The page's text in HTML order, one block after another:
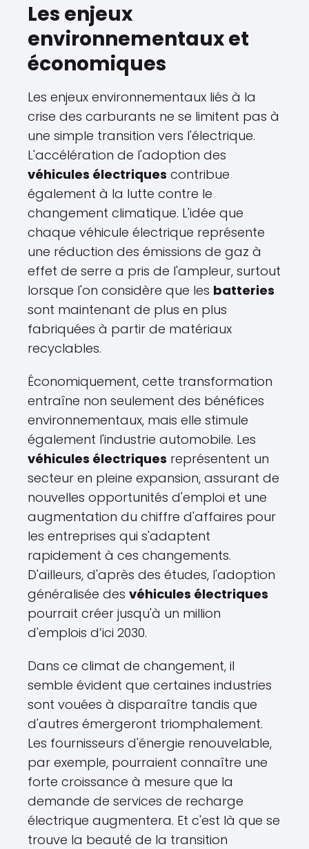
Les enjeux
environnementaux et
économiques
Les enjeux environnementaux liés à la
crise des carburants ne se limitent pas à
une simple transition vers l'électrique.
L'accélération de l'adoption des
véhicules électriques contribue
également à la lutte contre le
changement climatique. L'idée que
chaque véhicule électrique représente
une réduction des émissions de gaz à
effet de serre a pris de l'ampleur, surtout
lorsque l'on considère que les batteries
sont maintenant de plus en plus
fabriquées à partir de matériaux
recyclables.
Économiquement, cette transformation
entraîne non seulement des bénéfices
environnementaux, mais elle stimule
également l'industrie automobile. Les
véhicules électriques représentent un
secteur en pleine expansion, assurant de
nouvelles opportunités d'emploi et une
augmentation du chiffre d'affaires pour
les entreprises qui s'adaptent
rapidement à ces changements.
D'ailleurs, d'après des études, l'adoption
généralisée des véhicules électriques
pourrait créer jusqu'à un million
d'emplois d’ici 2030.
Dans ce climat de changement, il
semble évident que certaines industries
sont vouées à disparaître tandis que
d'autres émergeront triomphalement.
Les fournisseurs d'énergie renouvelable,
par exemple, pourraient connaître une
forte croissance à mesure que la
demande de services de recharge
électrique augmentera. Et c'est là que se
trouve la beauté de la transition